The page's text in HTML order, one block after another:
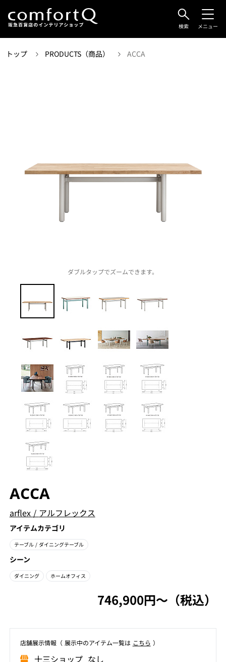
検索 メニュー
トップ PRODUCTS（商品） ACCA
ダブルタップでズームできます。
ACCA
arflex / アルフレックス
アイテムカテゴリ
テーブル / ダイニングテーブル
シーン
ダイニング ホームオフィス
746,900円〜（税込）
店舗展⽰情報（ 展⽰中のアイテム⼀覧は こちら ）
⼗三ショップ なし